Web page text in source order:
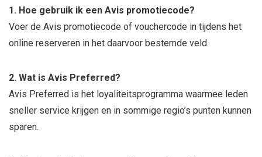
1. Hoe gebruik ik een Avis promotiecode?
Voer de Avis promotiecode of vouchercode in tijdens het
online reserveren in het daarvoor bestemde veld.
2. Wat is Avis Preferred?
Avis Preferred is het loyaliteitsprogramma waarmee leden
sneller service krijgen en in sommige regio’s punten kunnen
sparen.